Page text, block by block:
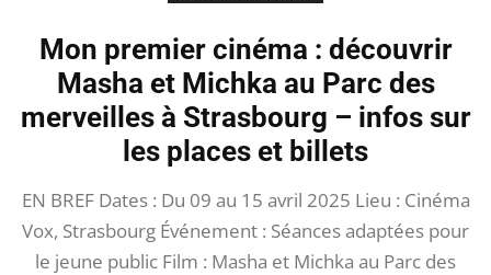
Mon premier cinéma : découvrir
Masha et Michka au Parc des
merveilles à Strasbourg – infos sur
les places et billets
EN BREF Dates : Du 09 au 15 avril 2025 Lieu : Cinéma
Vox, Strasbourg Événement : Séances adaptées pour
le jeune public Film : Masha et Michka au Parc des